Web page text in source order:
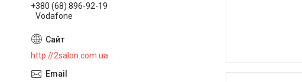
+380 (68) 896-92-19
Vodafone
http://2salon.com.ua